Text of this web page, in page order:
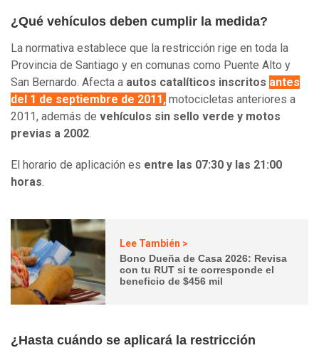
¿Qué vehículos deben cumplir la medida?
La normativa establece que la restricción rige en toda la
Provincia de Santiago y en comunas como Puente Alto y
San Bernardo. Afecta a autos catalíticos inscritos antes
del 1 de septiembre de 2011 , motocicletas anteriores a
2011, además de vehículos sin sello verde y motos
previas a 2002.
El horario de aplicación es entre las 07:30 y las 21:00
horas.
Lee También >
Bono Dueña de Casa 2026: Revisa
con tu RUT si te corresponde el
beneficio de $456 mil
¿Hasta cuándo se aplicará la restricción